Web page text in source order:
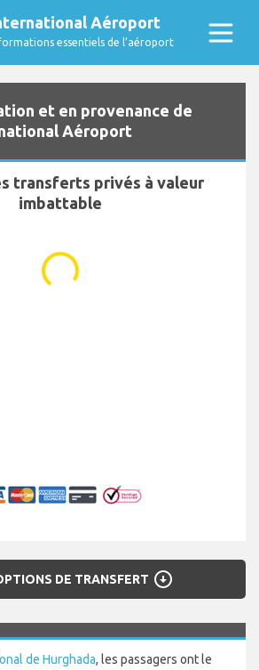
Aéroport
essentiels de l’aéroport
et en provenance de
Aéroport
transferts privés à valeur
imbattable
...
DE TRANSFERT arrow_circle_down
de Hurghada, les passagers ont le